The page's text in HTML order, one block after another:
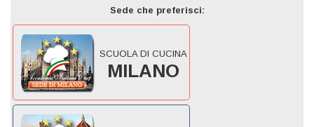
Sede che preferisci:
SCUOLA DI CUCINA
MILANO